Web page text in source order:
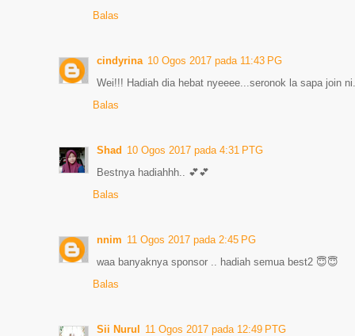
Balas
cindyrina 10 Ogos 2017 pada 11:43 PG
Wei!!! Hadiah dia hebat nyeeee...seronok la sapa join ni.
Balas
Shad 10 Ogos 2017 pada 4:31 PTG
Bestnya hadiahhh.. 💕💕
Balas
nnim 11 Ogos 2017 pada 2:45 PG
waa banyaknya sponsor .. hadiah semua best2 😇😇
Balas
Sii Nurul
11 Ogos 2017 pada 12:49 PTG